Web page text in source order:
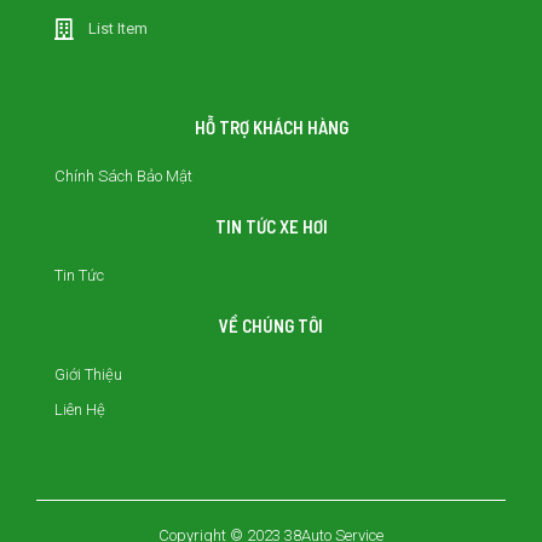
List Item
HỖ TRỢ KHÁCH HÀNG
Chính Sách Bảo Mật
TIN TỨC XE HƠI
Tin Tức
VỀ CHÚNG TÔI
Giới Thiệu
Liên Hệ
Copyright © 2023 38Auto Service